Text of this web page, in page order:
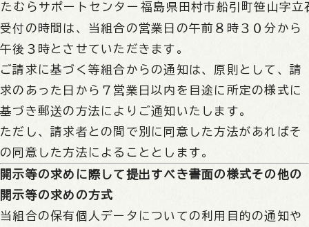
たむらサポートセンター 福島県田村市船引町笹山字立
受付の時間は、当組合の営業日の午前８時３０分から
午後３時とさせていただきます。
ご請求に基づく等組合からの通知は、原則として、請
求のあった日から７営業日以内を目途に所定の様式に
基づき郵送の方法によりご通知いたします。
ただし、請求者との間で別に同意した方法があればそ
の同意した方法によることとします。
開示等の求めに際して提出すべき書面の様式その他の
開示等の求めの方式
当組合の保有個人データについての利用目的の通知や